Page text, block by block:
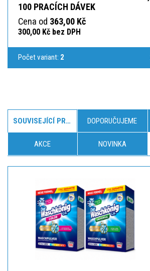
100 PRACÍCH DÁVEK
Cena od 363,00 Kč
300,00 Kč bez DPH
Počet variant: 2
SOUVISEJÍCÍ PRODUKTY DOPORUČUJEME
AKCE NOVINKA